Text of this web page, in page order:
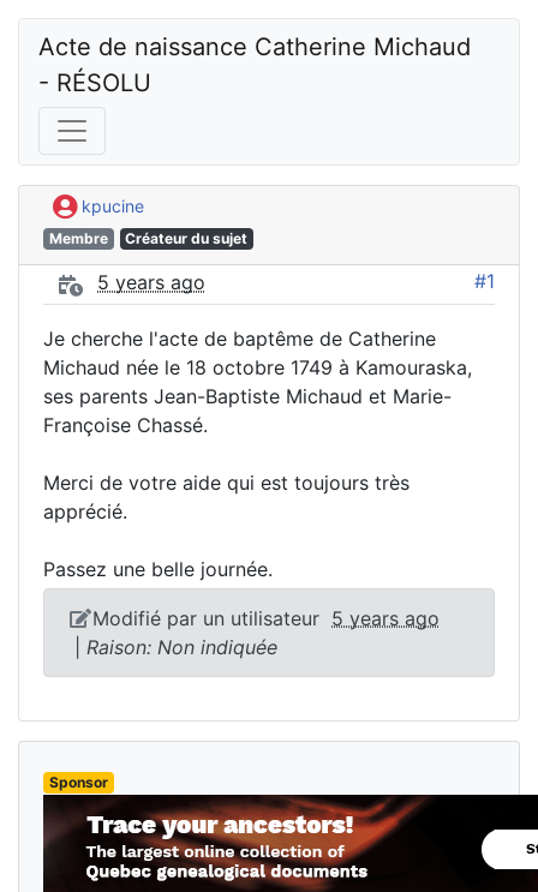
Acte de naissance Catherine Michaud
- RÉSOLU
kpucine
Membre Créateur du sujet
5 years ago #1
Je cherche l'acte de baptême de Catherine
Michaud née le 18 octobre 1749 à Kamouraska,
ses parents Jean-Baptiste Michaud et Marie-
Françoise Chassé.
Merci de votre aide qui est toujours très
apprécié.
Passez une belle journée.
Modifié par un utilisateur 5 years ago
Raison: Non indiquée
Sponsor